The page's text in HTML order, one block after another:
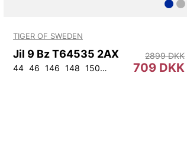
92 104
TIGER OF SWEDEN
Jil 9 Bz T64535 2AX
44 46 146 148 150 152 92 96 100 104
709 DKK
2899 DKK